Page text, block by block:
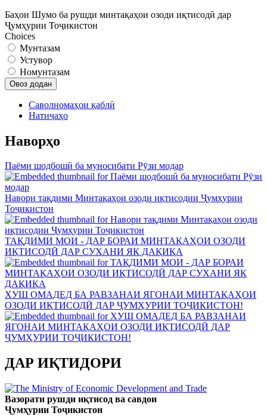
Баҳои Шумо ба рушди минтақаҳои озоди иқтисодӣ дар
Ҷумҳурии Тоҷикистон
Choices
Мунтазам
Устувор
Номунтазам
Саволномаҳои қаблӣ
Натиҷаҳо
Наворҳо
Паёми шодбошӣ ба муносибати Рӯзи модар
Навори тақдими Минтақаҳои озоди иқтисодии Ҷумҳурии
Тоҷикистон
ТАҚДИМИ МОИ - ДАР БОРАИ МИНТАҚАҲОИ ОЗОДИ
ИҚТИСОДӢ ДАР СУХАНИ ЯК ДАҚИҚА
ХУШ ОМАДЕД БА РАВЗАНАИ ЯГОНАИ МИНТАҚАҲОИ
ОЗОДИ ИҚТИСОДӢ ДАР ҶУМҲУРИИ ТОҶИКИСТОН!
ДАР ИҚТИДОРИ
Вазорати рушди иқтисод ва савдои
Ҷумҳурии Тоҷикистон